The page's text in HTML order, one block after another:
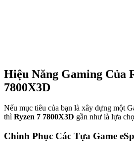
Hiệu Năng Gaming Của
7800X3D
Nếu mục tiêu của bạn là xây dựng một
thì Ryzen 7 7800X3D gần như là lựa
Chinh Phục Các Tựa Game